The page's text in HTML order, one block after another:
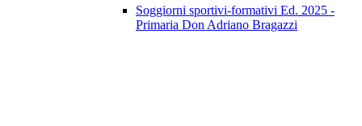
Soggiorni sportivi-formativi Ed. 2025 -
Primaria Don Adriano Bragazzi